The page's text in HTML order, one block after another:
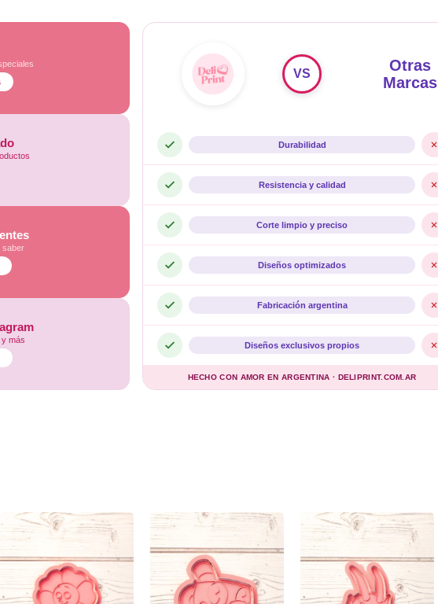
saber
más
Otras
Marcas
VS
Durabilidad
Resistencia y calidad
Corte limpio y preciso
Diseños optimizados
Fabricación argentina
Diseños exclusivos propios
HECHO CON AMOR EN ARGENTINA · DELIPRINT.COM.AR